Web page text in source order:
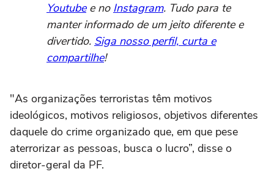
Youtubee no Instagram. Tudo para te
manter informado de um jeito diferente e
divertido. Siga nosso perfil, curta e
compartilhe!
"As organizações terroristas têm motivos
ideológicos, motivos religiosos, objetivos diferentes
daquele do crime organizado que, em que pese
aterrorizar as pessoas, busca o lucro”, disse o
diretor-geral da PF.